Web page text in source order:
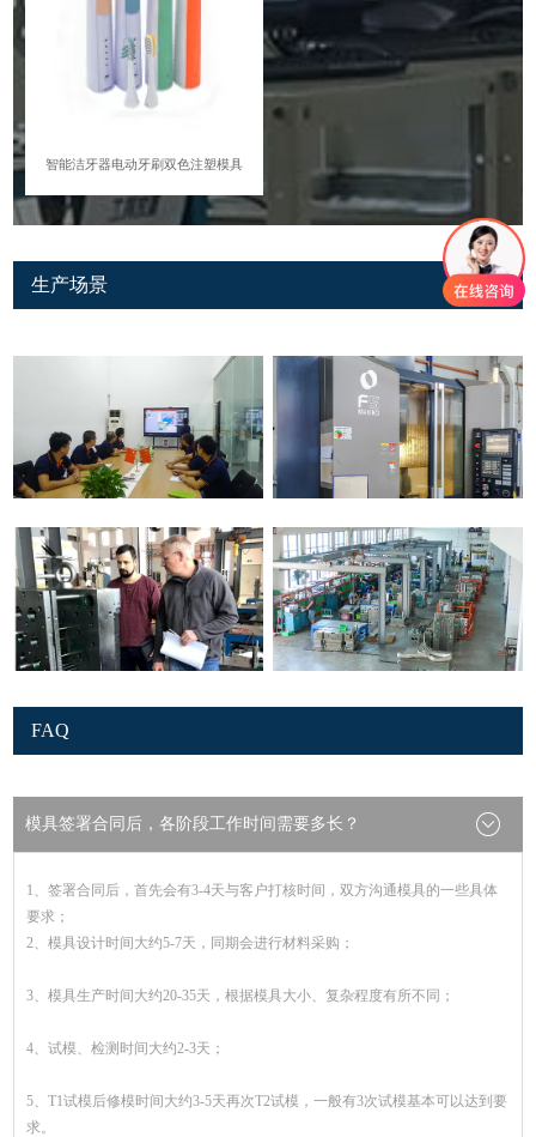
智能洁牙器电动牙刷双色注塑模具
生产场景
FAQ
模具签署合同后，各阶段工作时间需要多长？
1、签署合同后，首先会有3-4天与客户打核时间，双方沟通模具的一些具体
要求；
2、模具设计时间大约5-7天，同期会进行材料采购；
3、模具生产时间大约20-35天，根据模具大小、复杂程度有所不同；
4、试模、检测时间大约2-3天；
5、T1试模后修模时间大约3-5天再次T2试模，一般有3次试模基本可以达到要
求。